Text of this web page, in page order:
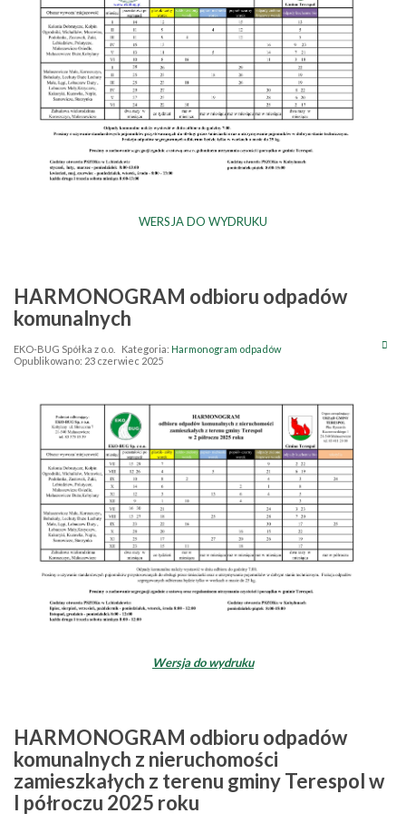
WERSJA DO WYDRUKU
HARMONOGRAM odbioru odpadów
komunalnych
EKO-BUG Spółka z o.o. Kategoria: Harmonogram odpadów
Opublikowano: 23 czerwiec 2025
Wersja do wydruku
HARMONOGRAM odbioru odpadów
komunalnych z nieruchomości
zamieszkałych z terenu gminy Terespol w
I półroczu 2025 roku